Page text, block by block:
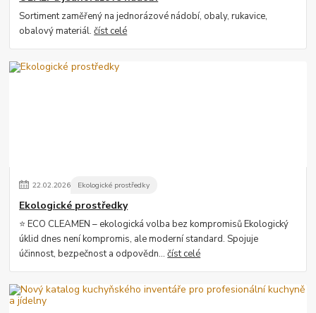
Sortiment zaměřený na jednorázové nádobí, obaly, rukavice,
obalový materiál.číst celé
22.02.2026 Ekologické prostředky
Ekologické prostředky
⭐ ECO CLEAMEN – ekologická volba bez kompromisů Ekologický
úklid dnes není kompromis, ale moderní standard. Spojuje
účinnost, bezpečnost a odpovědn...číst celé